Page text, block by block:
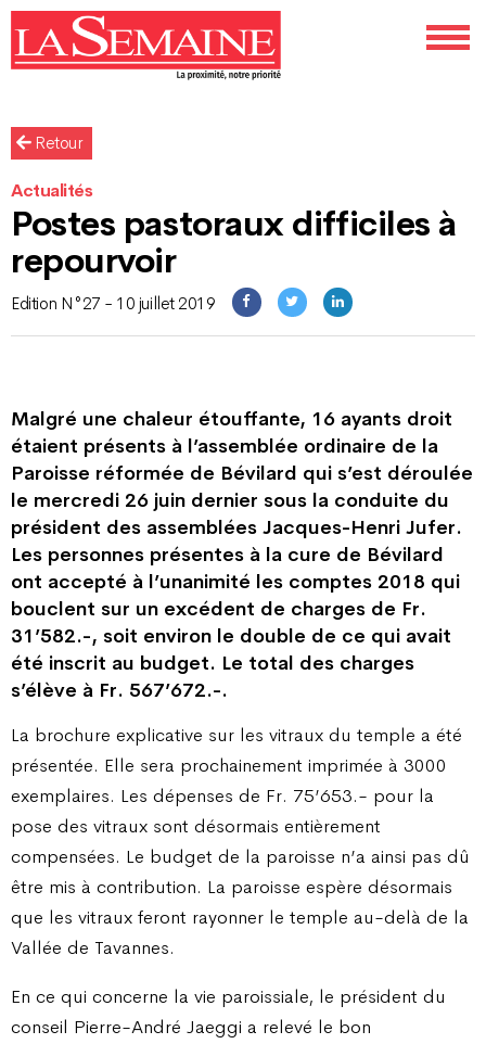
Retour
Actualités
Postes pastoraux difficiles à
repourvoir
Edition N°27 - 10 juillet 2019
Malgré une chaleur étouffante, 16 ayants droit
étaient présents à l’assemblée ordinaire de la
Paroisse réformée de Bévilard qui s’est déroulée
le mercredi 26 juin dernier sous la conduite du
président des assemblées Jacques-Henri Jufer.
Les personnes présentes à la cure de Bévilard
ont accepté à l’unanimité les comptes 2018 qui
bouclent sur un excédent de charges de Fr.
31’582.-, soit environ le double de ce qui avait
été inscrit au budget. Le total des charges
s’élève à Fr. 567’672.-.
La brochure explicative sur les vitraux du temple a été
présentée. Elle sera prochainement imprimée à 3000
exemplaires. Les dépenses de Fr. 75’653.- pour la
pose des vitraux sont désormais entièrement
compensées. Le budget de la paroisse n’a ainsi pas dû
être mis à contribution. La paroisse espère désormais
que les vitraux feront rayonner le temple au-delà de la
Vallée de Tavannes.
En ce qui concerne la vie paroissiale, le président du
conseil Pierre-André Jaeggi a relevé le bon